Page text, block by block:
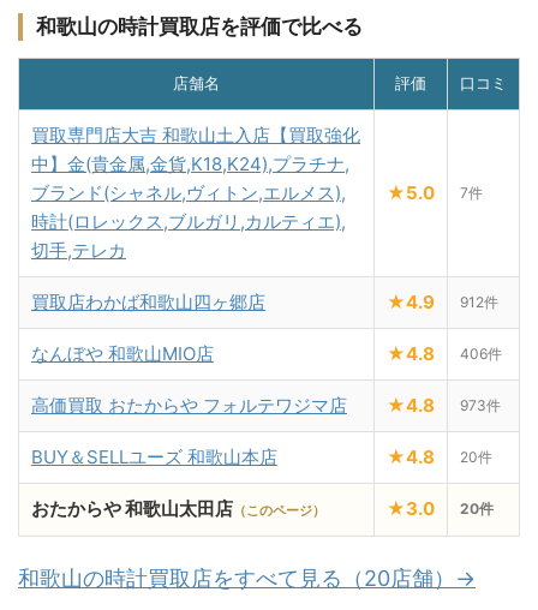
和歌山の時計買取店を評価で比べる
店舗名 評価 口コミ
買取専門店大吉 和歌山土入店【買取強化
中】金(貴金属,金貨,K18,K24),プラチナ,
ブランド(シャネル,ヴィトン,エルメス),
時計(ロレックス,ブルガリ,カルティエ),
切手,テレカ
★5.0 7件
買取店わかば和歌山四ヶ郷店 ★4.9 912件
なんぼや 和歌山MIO店 ★4.8 406件
高価買取 おたからや フォルテワジマ店 ★4.8 973件
BUY＆SELLユーズ 和歌山本店 ★4.8 20件
おたからや 和歌山太田店 （このページ） ★3.0 20件
和歌山の時計買取店をすべて見る（20店舗）→